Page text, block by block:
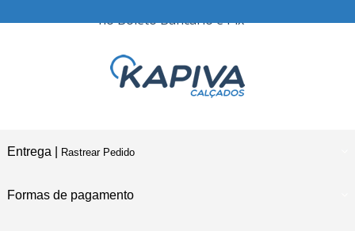
no Boleto Bancário e Pix
Entrega | Rastrear Pedido
Formas de pagamento